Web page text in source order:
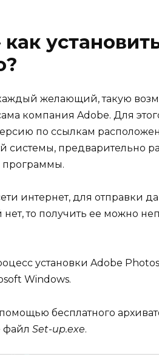
желающий, такую
компания Adobe. Для
по ссылкам
системы, предварительно
программы.
интернет, для отправки
то получить ее можно
установки Adobe
Windows.
бесплатного
файл Set-up.exe.